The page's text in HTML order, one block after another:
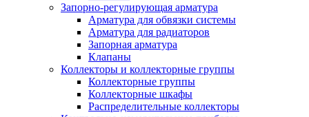
Запорно-регулирующая арматура
Арматура для обвязки системы
Арматура для радиаторов
Запорная арматура
Клапаны
Коллекторы и коллекторные группы
Коллекторные группы
Коллекторные шкафы
Распределительные коллекторы